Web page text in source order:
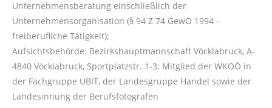
Unternehmensberatung einschließlich der
Unternehmensorganisation (§ 94 Z 74 GewO 1994 –
freiberufliche Tätigkeit);
Aufsichtsbehörde: Bezirkshauptmannschaft Vöcklabruck, A-
4840 Vöcklabruck, Sportplatzstr. 1-3; Mitglied der WKOÖ in
der Fachgruppe UBIT, der Landesgruppe Handel sowie der
Landesinnung der Berufsfotografen